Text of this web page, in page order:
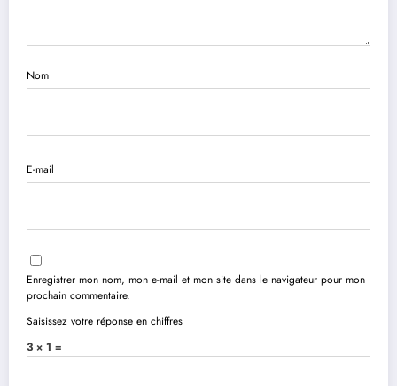
Nom
E-mail
Enregistrer mon nom, mon e-mail et mon site dans le navigateur pour mon
prochain commentaire.
Saisissez votre réponse en chiffres
3 × 1 =